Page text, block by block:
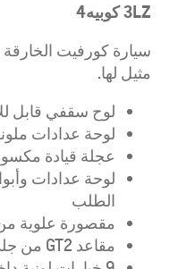
3LZكوبيه4
سيارة كورفيت الخارقة
مثيل لها.
لوح سقفي قابل
لوحة عدادات ملونة
عجلة قيادة
لوحة عدادات
الطلب
مقصورة علوية من
مقاعد GT2 من جلد نابا وفرش ألياف الكربون